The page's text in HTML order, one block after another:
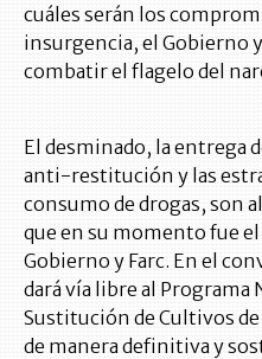
cuáles serán los
insurgencia, el Gobierno
combatir el flagelo del
El desminado, la entrega
anti-restitución y las
consumo de drogas, son
que en su momento fue
Gobierno y Farc. En el
dará vía libre al Programa
Sustitución de Cultivos
de manera definitiva y